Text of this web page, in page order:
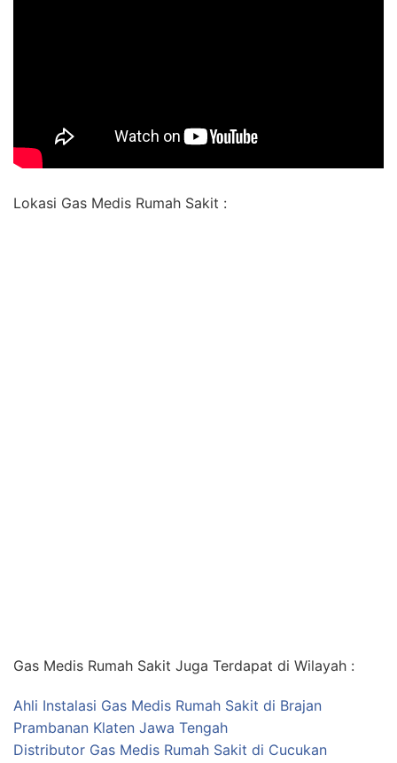
Lokasi Gas Medis Rumah Sakit :
Gas Medis Rumah Sakit Juga Terdapat di Wilayah :
Ahli Instalasi Gas Medis Rumah Sakit di Brajan
Prambanan Klaten Jawa Tengah
Distributor Gas Medis Rumah Sakit di Cucukan